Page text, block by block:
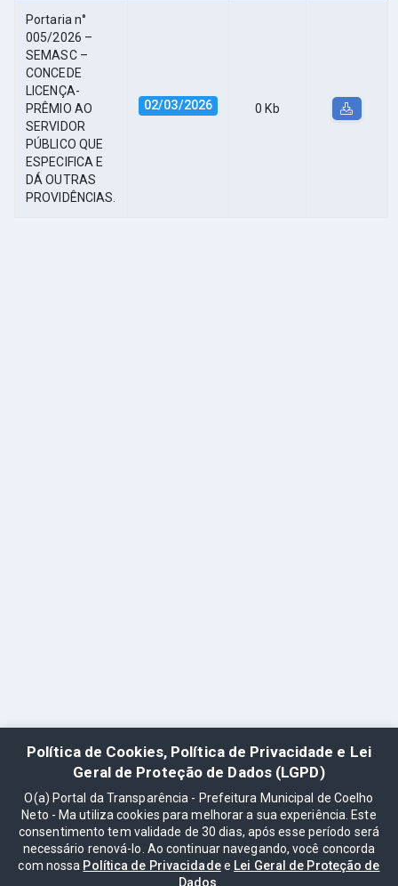
Portaria n°
005/2026 –
SEMASC –
CONCEDE
LICENÇA-
PRÊMIO AО
SERVIDOR
PÚBLICO QUE
ESPECIFICA E
DÁ OUTRAS
PROVIDÊNCIAS.
02/03/2026 0 Kb
Política de Cookies, Política de Privacidade e Lei
Geral de Proteção de Dados (LGPD)
O(a) Portal da Transparência - Prefeitura Municipal de Coelho
Neto - Ma utiliza cookies para melhorar a sua experiência. Este
consentimento tem validade de 30 dias, após esse período será
necessário renová-lo. Ao continuar navegando, você concorda
com nossa Política de Privacidadee Lei Geral de Proteção de
Dados